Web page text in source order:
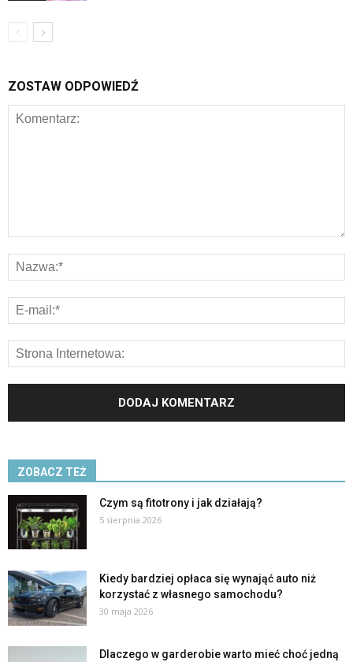
ZOSTAW ODPOWIEDŹ
ZOBACZ TEŻ
Czym są fitotrony i jak działają?
5 sierpnia 2026
Kiedy bardziej opłaca się wynająć auto niż
korzystać z własnego samochodu?
30 maja 2026
Dlaczego w garderobie warto mieć choć jedną